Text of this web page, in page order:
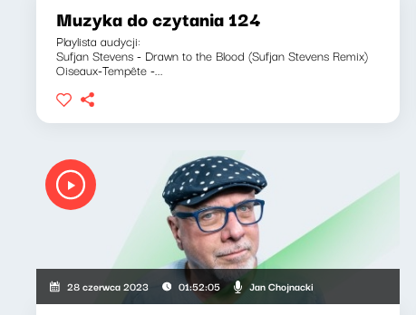
Muzyka do czytania 124
Playlista audycji:
Sufjan Stevens - Drawn to the Blood (Sufjan Stevens Remix)
Oiseaux-Tempête -...
28 czerwca 2023 01:52:05 Jan Chojnacki